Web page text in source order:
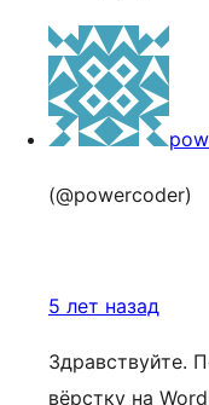
(@powercoder)
5 лет назад
Здравствуйте.
вёрстку на